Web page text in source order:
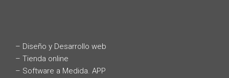
– Diseño y Desarrollo web
– Tienda online
– Software a Medida. APP